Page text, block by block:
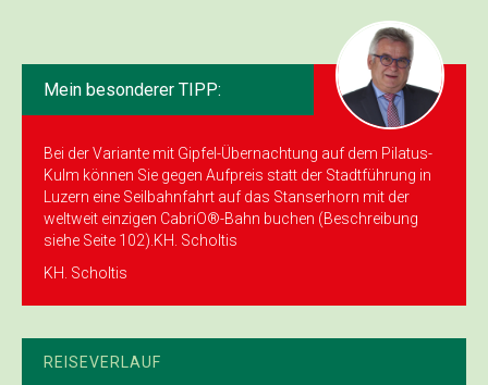
Mein besonderer TIPP:
Bei der Variante mit Gipfel-Übernachtung auf dem Pilatus-
Kulm können Sie gegen Aufpreis statt der Stadtführung in
Luzern eine Seilbahnfahrt auf das Stanserhorn mit der
weltweit einzigen CabriO®-Bahn buchen (Beschreibung
siehe Seite 102).KH. Scholtis
KH. Scholtis
REISEVERLAUF